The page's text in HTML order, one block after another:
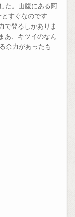
た。山腹にある阿
すぐなのです
で登るしかありま
あ、キツイのなん
余力があったも